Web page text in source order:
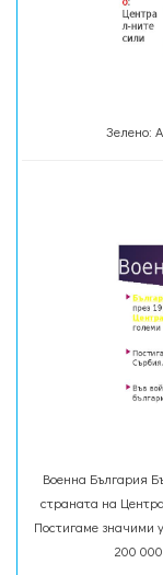
Зелено:
Военна България
страната на
Постигамe значими
200 000